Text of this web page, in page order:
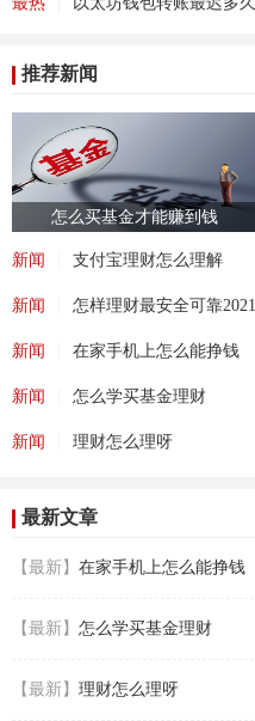
推荐新闻
怎么买基金才能赚到钱
新闻 支付宝理财怎么理解
新闻 怎样理财最安全可靠2021
新闻 在家手机上怎么能挣钱
新闻 怎么学买基金理财
新闻 理财怎么理呀
最新文章
【最新】 在家手机上怎么能挣钱
【最新】 怎么学买基金理财
【最新】 理财怎么理呀